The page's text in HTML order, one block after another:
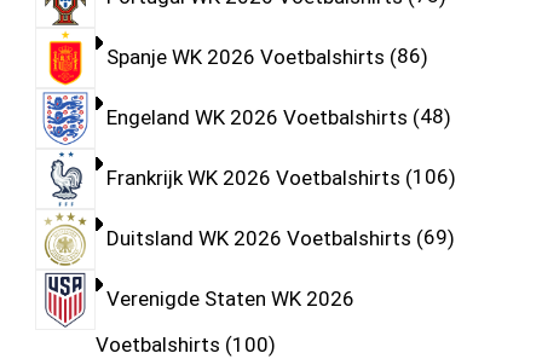
Spanje WK 2026 Voetbalshirts 86
Engeland WK 2026 Voetbalshirts 48
Frankrijk WK 2026 Voetbalshirts 106
Duitsland WK 2026 Voetbalshirts 69
Verenigde Staten WK 2026
Voetbalshirts 100